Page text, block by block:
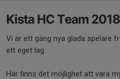
Kista HC Team
Vi är ett gäng nya glada spelare
ett eget lag.
Här finns det möjlighet att vara